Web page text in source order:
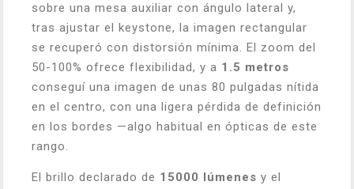
sobre una mesa auxiliar con ángulo lateral y,
tras ajustar el keystone, la imagen rectangular
se recuperó con distorsión mínima. El zoom del
50-100% ofrece flexibilidad, y a 1.5 metros
conseguí una imagen de unas 80 pulgadas nítida
en el centro, con una ligera pérdida de definición
en los bordes —algo habitual en ópticas de este
rango.
El brillo declarado de 15000 lúmenes y el